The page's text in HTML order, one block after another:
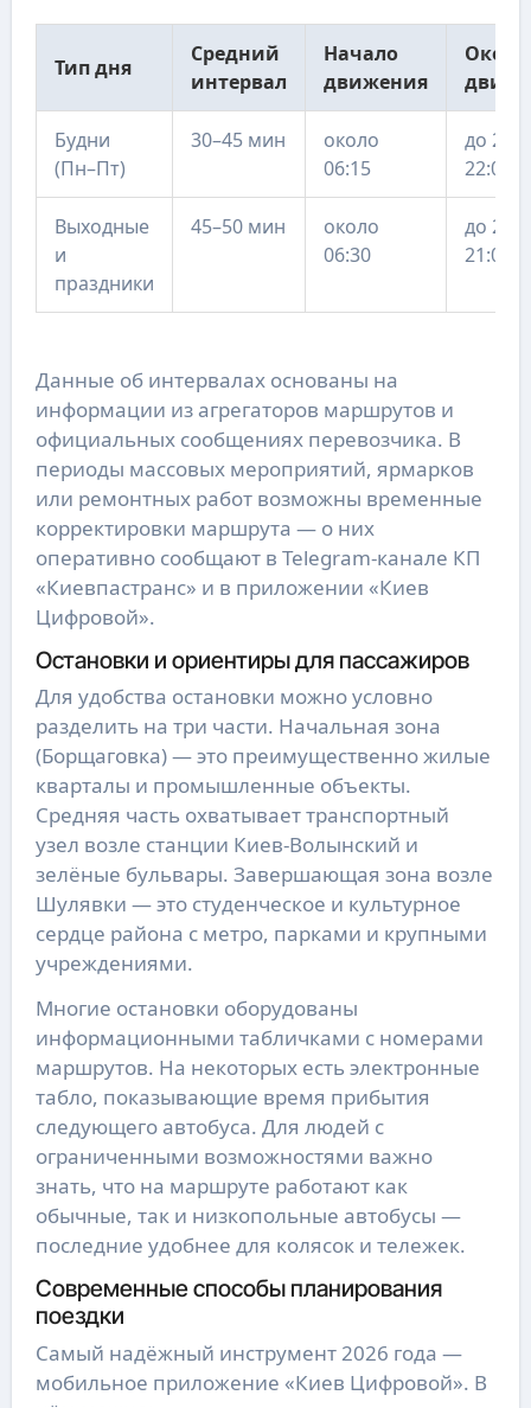
Тип дня
Средний
интервал
Начало
движения
Будни
(Пн–Пт)
30–45 мин
около
06:15
до
22:06
Выходные
и
праздники
45–50 мин
около
06:30
до
21:00
Данные об интервалах основаны на
информации из агрегаторов маршрутов и
официальных сообщениях перевозчика. В
периоды массовых мероприятий, ярмарков
или ремонтных работ возможны временные
корректировки маршрута — о них
оперативно сообщают в Telegram-канале КП
«Киевпастранс» и в приложении «Киев
Цифровой».
Остановки и ориентиры для пассажиров
Для удобства остановки можно условно
разделить на три части. Начальная зона
(Борщаговка) — это преимущественно жилые
кварталы и промышленные объекты.
Средняя часть охватывает транспортный
узел возле станции Киев-Волынский и
зелёные бульвары. Завершающая зона возле
Шулявки — это студенческое и культурное
сердце района с метро, парками и крупными
учреждениями.
Многие остановки оборудованы
информационными табличками с номерами
маршрутов. На некоторых есть электронные
табло, показывающие время прибытия
следующего автобуса. Для людей с
ограниченными возможностями важно
знать, что на маршруте работают как
обычные, так и низкопольные автобусы —
последние удобнее для колясок и тележек.
Современные способы планирования
поездки
Самый надёжный инструмент 2026 года —
мобильное приложение «Киев Цифровой». В